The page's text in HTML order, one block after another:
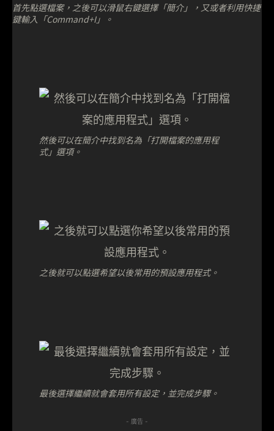
首先點選檔案，之後可以滑鼠右鍵選擇「簡介」，又或者利用快捷
鍵輸入「Command+I」。
然後可以在簡介中找到名為「打開檔案的應用程
式」選項。
之後就可以點選希望以後常用的預設應用程式。
最後選擇繼續就會套用所有設定，並完成步驟。
- 廣告 -